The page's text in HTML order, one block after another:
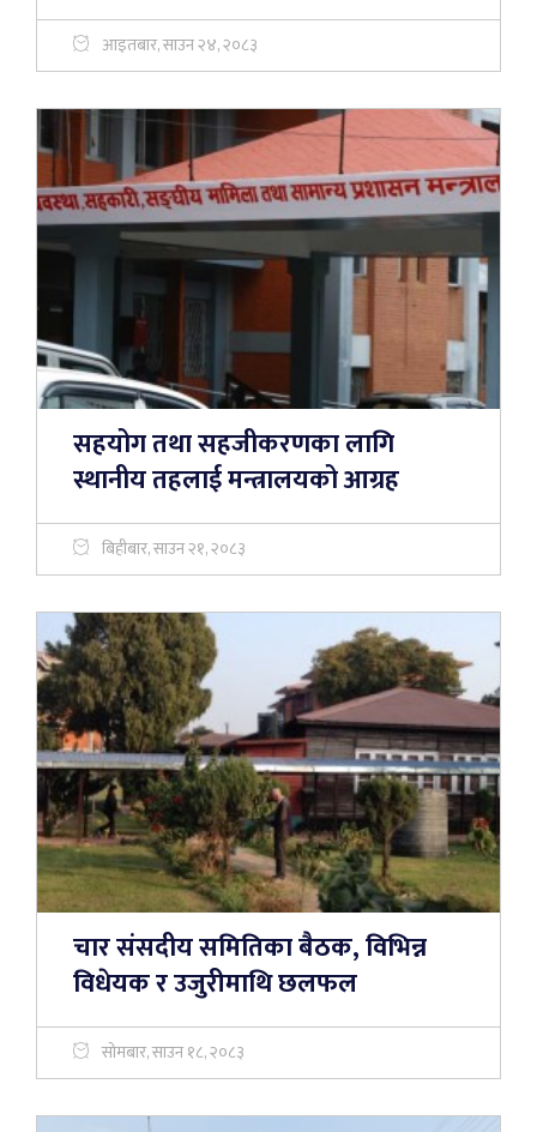
आइतबार, साउन २४, २०८३
सहयोग तथा सहजीकरणका लागि
स्थानीय तहलाई मन्त्रालयको आग्रह
बिहीबार, साउन २१, २०८३
चार संसदीय समितिका बैठक, विभिन्न
विधेयक र उजुरीमाथि छलफल
सोमबार, साउन १८, २०८३